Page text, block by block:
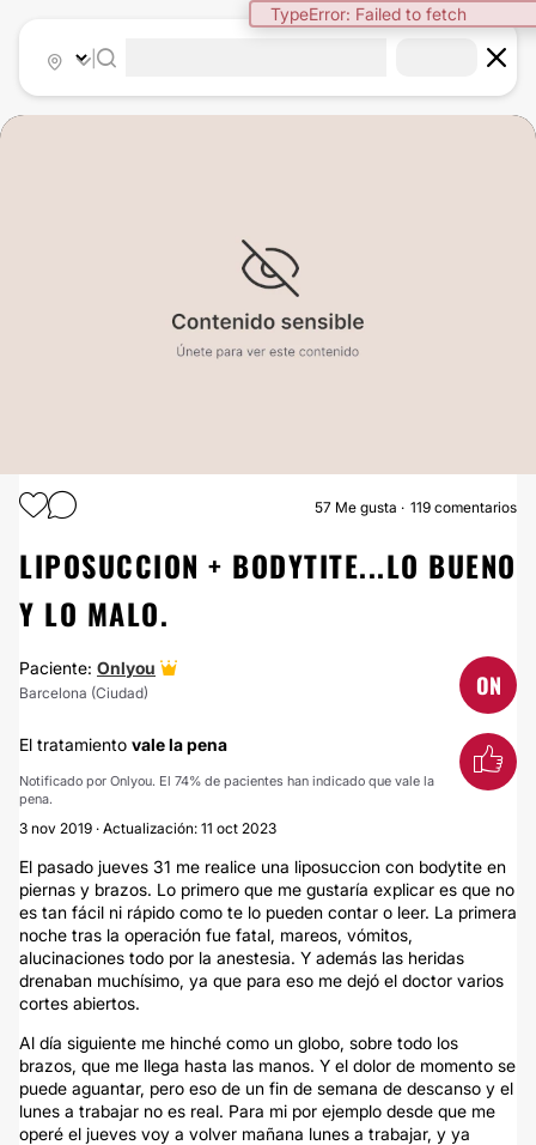
TypeError: Failed to fetch
LIPOSUCCIÓN
57 Me gusta 119 comentarios
LIPOSUCCION + BODYTITE...LO BUENO
Y LO MALO.
Paciente: Onlyou
Barcelona (Ciudad) ON
El tratamiento vale la pena
Notificado por Onlyou. El 74% de pacientes han indicado que vale la
pena.
3 nov 2019 · Actualización: 11 oct 2023
El pasado jueves 31 me realice una liposuccion con bodytite en
piernas y brazos. Lo primero que me gustaría explicar es que no
es tan fácil ni rápido como te lo pueden contar o leer. La primera
noche tras la operación fue fatal, mareos, vómitos,
alucinaciones todo por la anestesia. Y además las heridas
drenaban muchísimo, ya que para eso me dejó el doctor varios
cortes abiertos.
Al día siguiente me hinché como un globo, sobre todo los
brazos, que me llega hasta las manos. Y el dolor de momento se
puede aguantar, pero eso de un fin de semana de descanso y el
lunes a trabajar no es real. Para mi por ejemplo desde que me
operé el jueves voy a volver mañana lunes a trabajar, y ya